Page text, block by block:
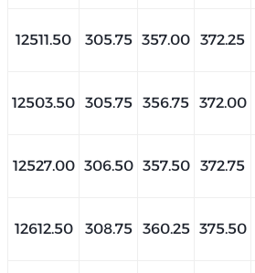
372.25
357.00
305.75
12511.50
372.00
356.75
305.75
12503.50
372.75
357.50
306.50
12527.00
375.50
360.25
308.75
12612.50